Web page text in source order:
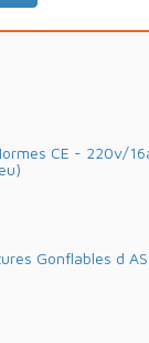
CE - 220v/
Gonflables d